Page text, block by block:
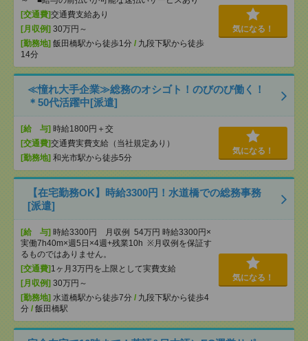
[交通費]交通費支給あり
[月収例] 30万円～
[勤務地] 飯田橋駅から徒歩1分 / 九段下駅から徒歩
14分
気になる！
≪憧れ大手企業≫総務のオシゴト！のびのび働く！
＊50代活躍中[派遣]
[給 与] 時給1800円＋交
[交通費]交通費実費支給（当社規定あり）
[勤務地] 和光市駅から徒歩5分
気になる！
【在宅勤務OK】時給3300円！水道橋での総務事務
[派遣]
[給 与] 時給3300円 月収例 54万円 時給3300円×
実働7h40m×週5日×4週+残業10h ※月収例を保証す
るものではありません。
[交通費] 1ヶ月3万円を上限として実費支給
[月収例] 30万円～
[勤務地] 水道橋駅から徒歩7分 / 九段下駅から徒歩4
分 / 飯田橋駅
気になる！